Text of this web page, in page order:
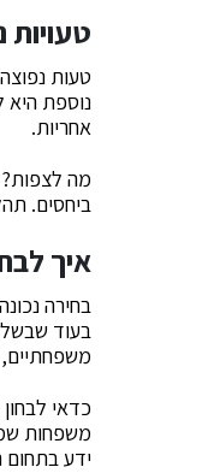
טעות
נוספת היא
אחריות.
מה לצפות?
ביחסים.
איך
בחירה
בעוד
משפחתיים,
כדאי
משפחות
ידע בתחום